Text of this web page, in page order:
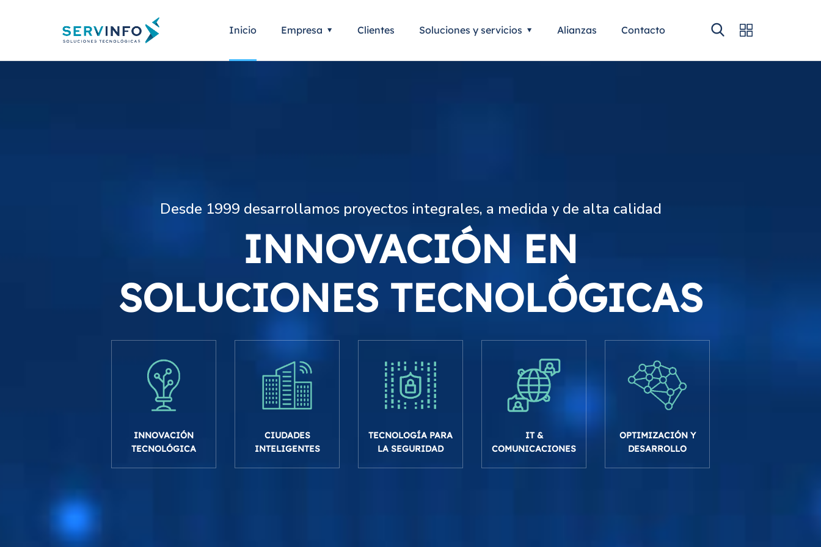
Inicio Empresa Clientes Soluciones y servicios Alianzas Contacto
Desde 1999 desarrollamos proyectos integrales, a medida y de alta calidad
INNOVACIÓN EN
SOLUCIONES TECNOLÓGICAS
INNOVACIÓN
TECNOLÓGICA
CIUDADES
INTELIGENTES
TECNOLOGÍA PARA
LA SEGURIDAD
IT &
COMUNICACIONES
OPTIMIZACIÓN Y
DESARROLLO